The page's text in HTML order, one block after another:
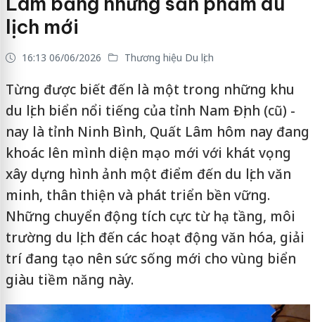
lịch mới
16:13 06/06/2026 Thương hiệu Du lịch
Từng được biết đến là một trong những khu
du lịch biển nổi tiếng của tỉnh Nam Định (cũ) -
nay là tỉnh Ninh Bình, Quất Lâm hôm nay đang
khoác lên mình diện mạo mới với khát vọng
xây dựng hình ảnh một điểm đến du lịch văn
minh, thân thiện và phát triển bền vững.
Những chuyển động tích cực từ hạ tầng, môi
trường du lịch đến các hoạt động văn hóa, giải
trí đang tạo nên sức sống mới cho vùng biển
giàu tiềm năng này.